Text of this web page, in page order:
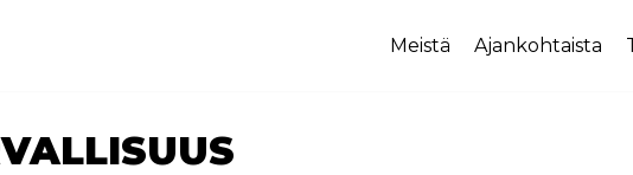
Meistä Ajankohtaista